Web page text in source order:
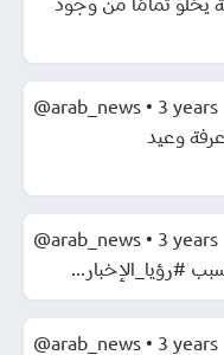
يخلو تمامًا من وجود
@arab_news • 3 years
وعيد
@arab_news • 3 years
#رؤيا_الإخبار...
@arab_news • 3 years